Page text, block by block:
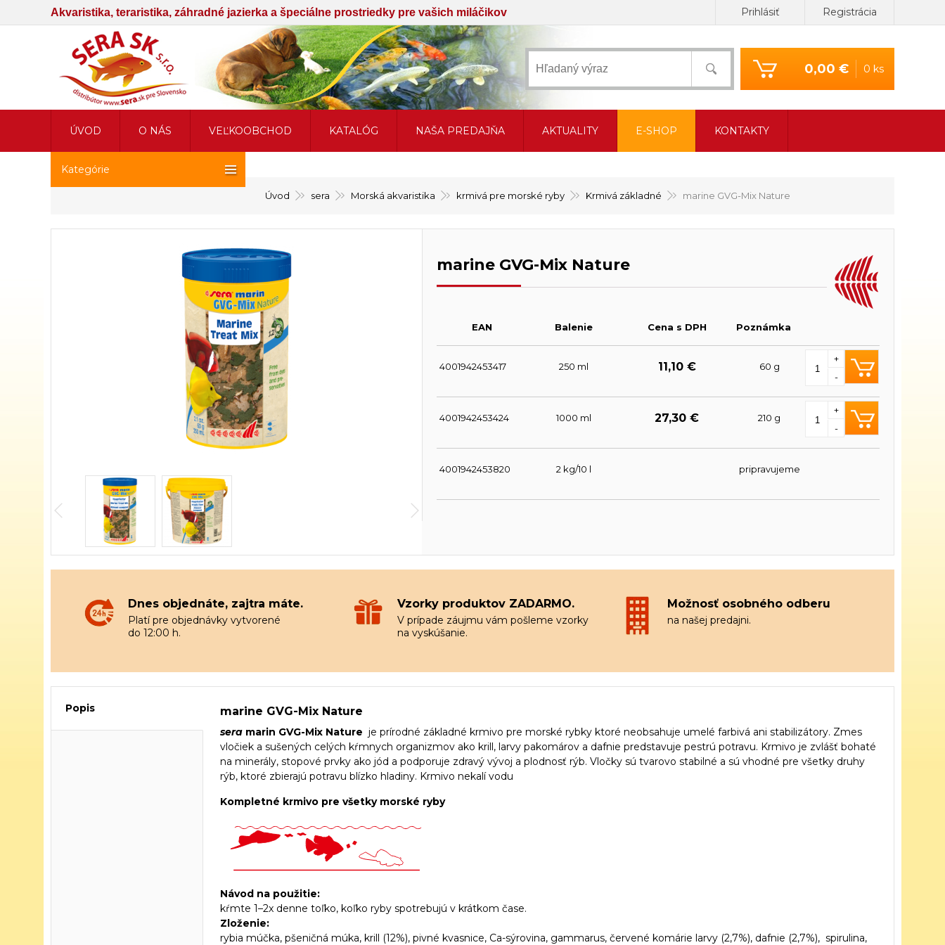
Akvaristika, teraristika, záhradné jazierka a špeciálne prostriedky pre vašich miláčikov Prihlásiť Registrácia
0,00 € 0 ks
Úvod sera Morská akvaristika krmivá pre morské ryby Krmivá základné marine GVG-Mix Nature
marine GVG-Mix Nature
EAN Balenie Cena s DPH Poznámka
4001942453417 250 ml 11,10 €
60 g
-
+
4001942453424 1000 ml 27,30 €
210 g
-
+
4001942453820 2 kg/10 l pripravujeme
Dnes objednáte, zajtra máte.
Platí pre objednávky vytvorené
do 12:00 h.
Vzorky produktov ZADARMO.
V prípade záujmu vám pošleme vzorky
na vyskúšanie.
Možnosť osobného odberu
na našej predajni.
Popis marine GVG-Mix Nature
sera marin GVG-Mix Nature je prírodné základné krmivo pre morské rybky ktoré neobsahuje umelé farbivá ani stabilizátory. Zmes
vločiek a sušených celých kŕmnych organizmov ako krill, larvy pakomárov a dafnie predstavuje pestrú potravu. Krmivo je zvlášť bohaté
na minerály, stopové prvky ako jód a podporuje zdravý vývoj a plodnosť rýb. Vločky sú tvarovo stabilné a sú vhodné pre všetky druhy
rýb, ktoré zbierajú potravu blízko hladiny. Krmivo nekalí vodu
Kompletné krmivo pre všetky morské ryby
Návod na použitie:
kŕmte 1–2x denne toľko, koľko ryby spotrebujú v krátkom čase.
Zloženie:
rybia múčka, pšeničná múka, krill (12%), pivné kvasnice, Ca-sýrovina, gammarus, červené komárie larvy (2,7%), dafnie (2,7%), spirulina,
Kategórie
ÚVOD O NÁS VEĽKOOBCHOD KATALÓG NAŠA PREDAJŇA AKTUALITY E-SHOP KONTAKTY